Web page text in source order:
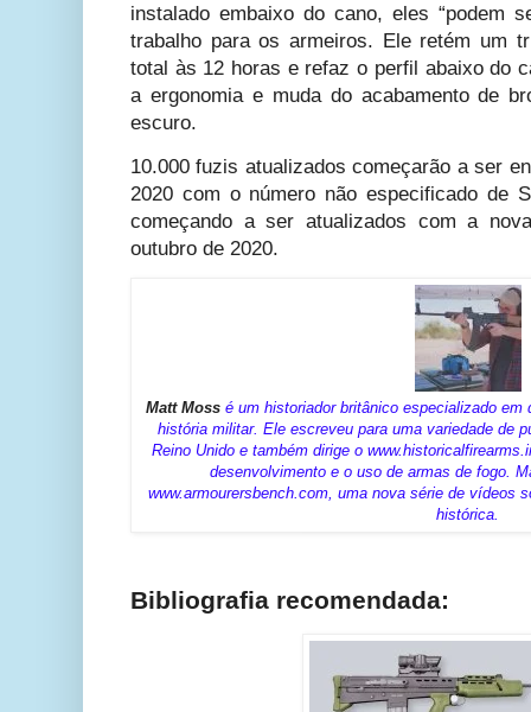
instalado embaixo do cano, eles “podem
trabalho para os armeiros. Ele retém um
total às 12 horas e refaz o perfil abaixo do
a ergonomia e muda do acabamento de
escuro.
10.000 fuzis atualizados começarão a ser
2020 com o número não especificado de
começando a ser atualizados com a
outubro de 2020.
Matt Moss é um historiador britânico especializado
história militar. Ele escreveu para uma variedade de
Reino Unido e também dirige o
desenvolvimento e o uso de armas de fogo.
www.armourersbench.com, uma nova série de vídeos
histórica.
Bibliografia recomendada: